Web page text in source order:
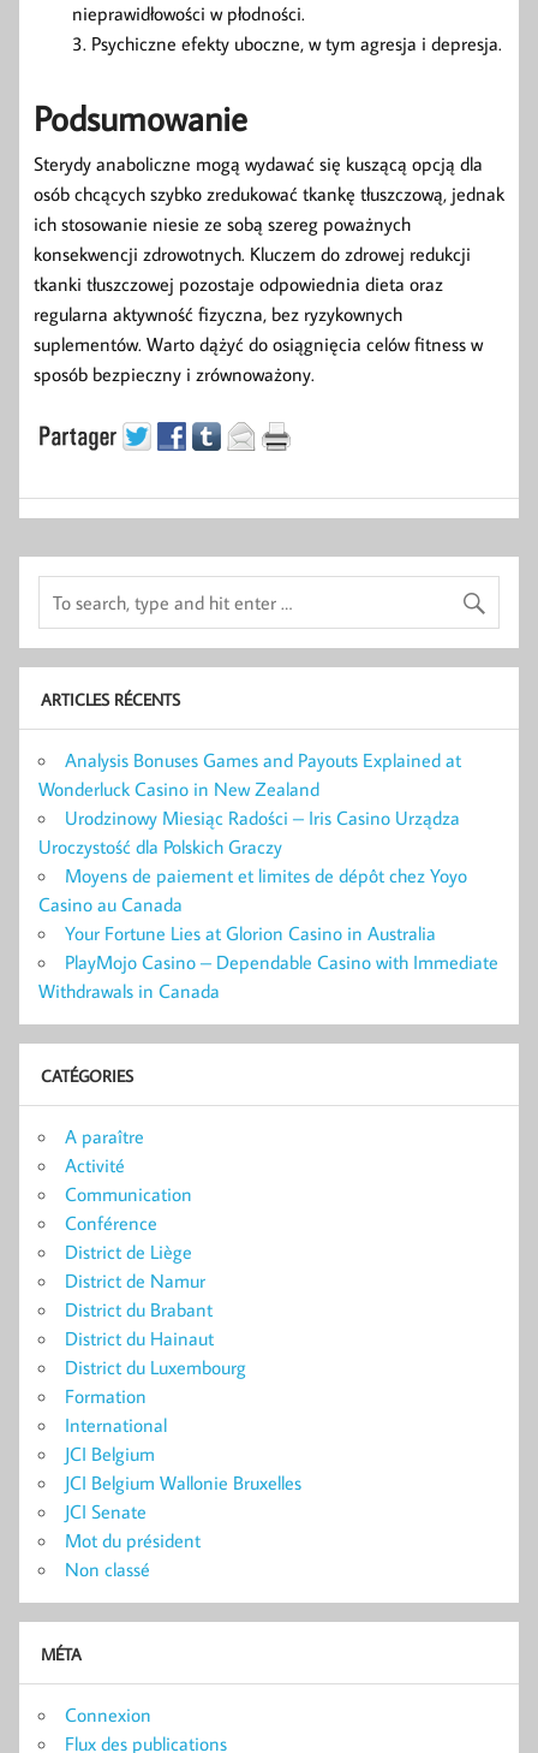
nieprawidłowości w płodności.
Psychiczne efekty uboczne, w tym agresja i depresja.
Podsumowanie
Sterydy anaboliczne mogą wydawać się kuszącą opcją dla
osób chcących szybko zredukować tkankę tłuszczową, jednak
ich stosowanie niesie ze sobą szereg poważnych
konsekwencji zdrowotnych. Kluczem do zdrowej redukcji
tkanki tłuszczowej pozostaje odpowiednia dieta oraz
regularna aktywność fizyczna, bez ryzykownych
suplementów. Warto dążyć do osiągnięcia celów fitness w
sposób bezpieczny i zrównoważony.
ARTICLES RÉCENTS
Analysis Bonuses Games and Payouts Explained at
Wonderluck Casino in New Zealand
Urodzinowy Miesiąc Radości – Iris Casino Urządza
Uroczystość dla Polskich Graczy
Moyens de paiement et limites de dépôt chez Yoyo
Casino au Canada
Your Fortune Lies at Glorion Casino in Australia
PlayMojo Casino – Dependable Casino with Immediate
Withdrawals in Canada
CATÉGORIES
A paraître
Activité
Communication
Conférence
District de Liège
District de Namur
District du Brabant
District du Hainaut
District du Luxembourg
Formation
International
JCI Belgium
JCI Belgium Wallonie Bruxelles
JCI Senate
Mot du président
Non classé
MÉTA
Connexion
Flux des publications